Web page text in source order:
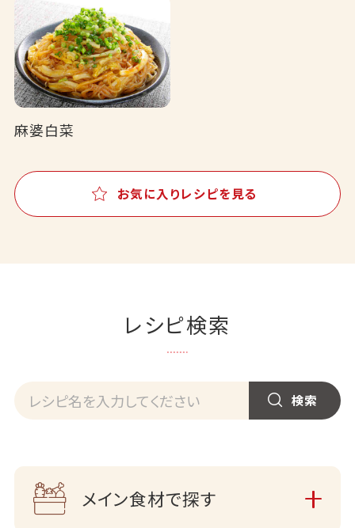
麻婆白菜
お気に入りレシピを見る
レシピ検索
メイン食材で探す